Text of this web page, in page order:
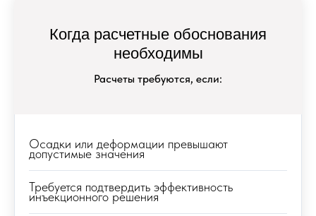
Когда расчетные обоснования
необходимы
Расчеты требуются, если:
Осадки или деформации превышают
допустимые значения
Требуется подтвердить эффективность
инъекционного решения
О компании